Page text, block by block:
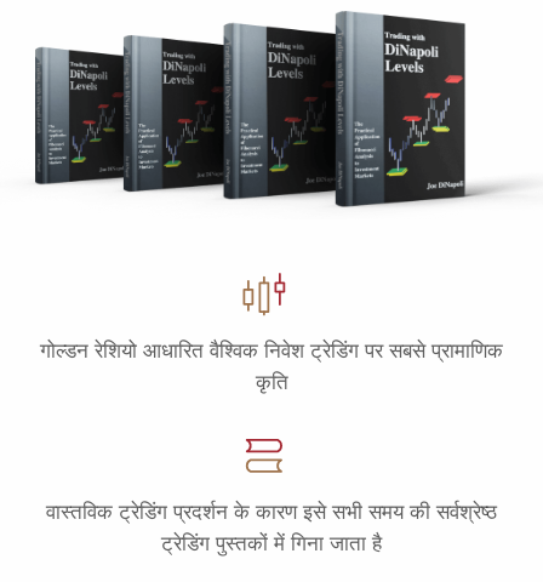
गोल्डन रेशियो आधारित वैश्विक निवेश ट्रेडिंग पर सबसे प्रामाणिक
कृति
वास्तविक ट्रेडिंग प्रदर्शन के कारण इसे सभी समय की सर्वश्रेष्ठ
ट्रेडिंग पुस्तकों में गिना जाता है